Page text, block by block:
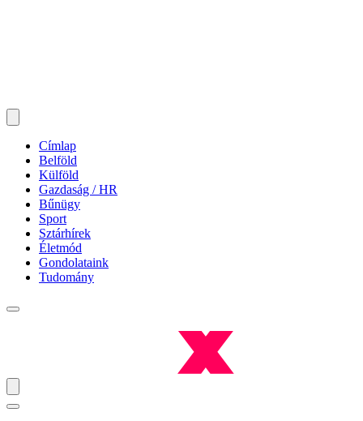
Címlap
Belföld
Külföld
Gazdaság / HR
Bűnügy
Sport
Sztárhírek
Életmód
Gondolataink
Tudomány